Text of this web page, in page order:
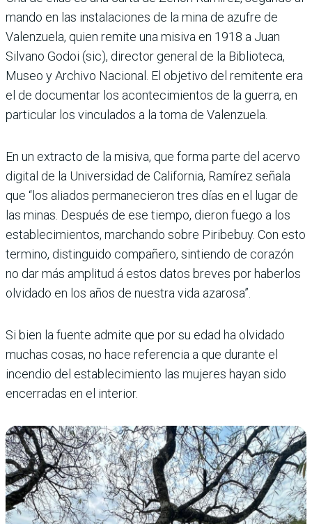
mando en las instalaciones de la mina de azufre de
Valenzuela, quien remite una misiva en 1918 a Juan
Silvano Godoi (sic), director general de la Biblioteca,
Museo y Archivo Nacional. El objetivo del remitente era
el de documentar los acontecimientos de la guerra, en
particular los vinculados a la toma de Valenzuela.
En un extracto de la misiva, que forma parte del acervo
digital de la Universidad de California, Ramírez señala
que “los aliados permanecieron tres días en el lugar de
las minas. Después de ese tiempo, dieron fuego a los
establecimientos, marchando sobre Piribebuy. Con esto
termino, distinguido compañero, sintiendo de corazón
no dar más amplitud á estos datos breves por haberlos
olvidado en los años de nuestra vida azarosa”.
Si bien la fuente admite que por su edad ha olvidado
muchas cosas, no hace referencia a que durante el
incendio del establecimiento las mujeres hayan sido
encerradas en el interior.